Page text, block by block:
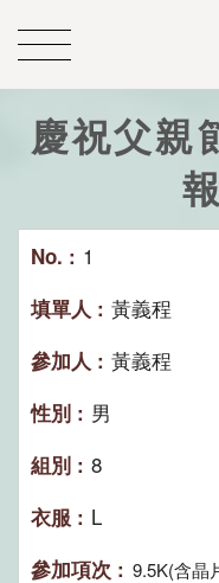
慶祝父親
1
黃義程
黃義程
男
8
L
9.5K(含晶